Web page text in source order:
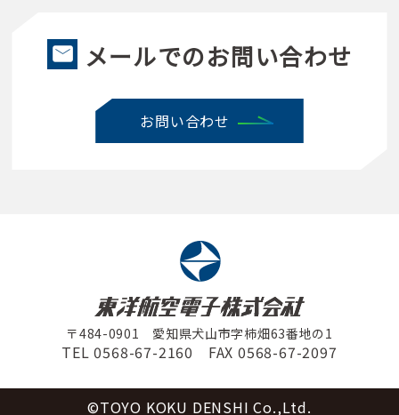
email メールでのお問い合わせ
お問い合わせ
〒484-0901 愛知県犬山市字柿畑63番地の1
TEL0568-67-2160 FAX 0568-67-2097
©TOYO KOKU DENSHI Co.,Ltd.